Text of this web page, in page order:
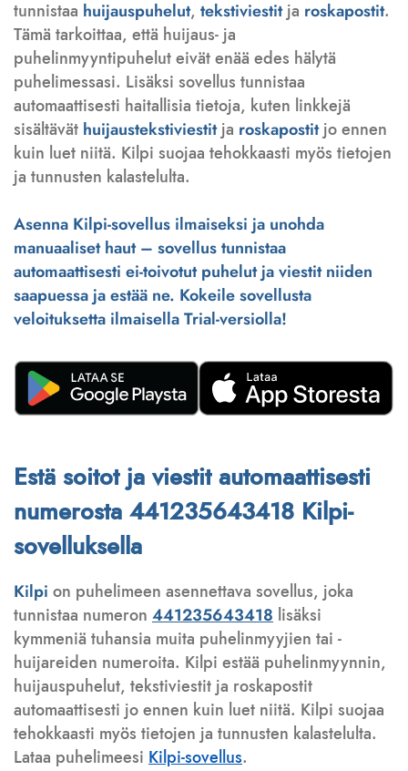
tunnistaa huijauspuhelut, tekstiviestitja roskapostit.
Tämä tarkoittaa, että huijaus- ja
puhelinmyyntipuhelut eivät enää edes hälytä
puhelimessasi. Lisäksi sovellus tunnistaa
automaattisesti haitallisia tietoja, kuten linkkejä
sisältävät huijaustekstiviestitja roskapostitjo ennen
kuin luet niitä. Kilpi suojaa tehokkaasti myös tietojen
ja tunnusten kalastelulta.
Asenna Kilpi-sovellus ilmaiseksi ja unohda
manuaaliset haut – sovellus tunnistaa
automaattisesti ei-toivotut puhelut ja viestit niiden
saapuessa ja estää ne. Kokeile sovellusta
veloituksetta ilmaisella Trial-versiolla!
Estä soitot ja viestit automaattisesti
numerosta 441235643418 Kilpi-
sovelluksella
Kilpi on puhelimeen asennettava sovellus, joka
tunnistaa numeron 441235643418 lisäksi
kymmeniä tuhansia muita puhelinmyyjien tai -
huijareiden numeroita. Kilpi estää puhelinmyynnin,
huijauspuhelut, tekstiviestit ja roskapostit
automaattisesti jo ennen kuin luet niitä. Kilpi suojaa
tehokkaasti myös tietojen ja tunnusten kalastelulta.
Lataa puhelimeesi Kilpi-sovellus.